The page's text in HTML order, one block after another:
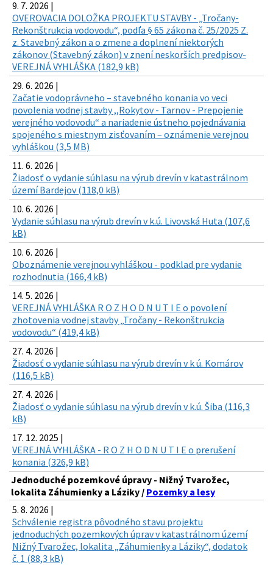
9. 7. 2026 |
OVEROVACIA DOLOŽKA PROJEKTU STAVBY - „Tročany-
Rekonštrukcia vodovodu“, podľa § 65 zákona č. 25/2025 Z.
z. Stavebný zákon a o zmene a doplnení niektorých
zákonov (Stavebný zákon) v znení neskorších predpisov-
VEREJNÁ VYHLÁŠKA (182,9 kB)
29. 6. 2026 |
Začatie vodoprávneho – stavebného konania vo veci
povolenia vodnej stavby ,,Rokytov - Tarnov - Prepojenie
verejného vodovodu“ a nariadenie ústneho pojednávania
spojeného s miestnym zisťovaním – oznámenie verejnou
vyhláškou (3,5 MB)
11. 6. 2026 |
Žiadosť o vydanie súhlasu na výrub drevín v katastrálnom
území Bardejov (118,0 kB)
10. 6. 2026 |
Vydanie súhlasu na výrub drevín v k.ú. Livovská Huta (107,6
kB)
10. 6. 2026 |
Oboznámenie verejnou vyhláškou - podklad pre vydanie
rozhodnutia (166,4 kB)
14. 5. 2026 |
VEREJNÁ VYHLÁŠKA R O Z H O D N U T I E o povolení
zhotovenia vodnej stavby „Tročany - Rekonštrukcia
vodovodu“ (419,4 kB)
27. 4. 2026 |
Žiadosť o vydanie súhlasu na výrub drevín v k ú. Komárov
(116,5 kB)
27. 4. 2026 |
Žiadosť o vydanie súhlasu na výrub drevín v k.ú. Šiba (116,3
kB)
17. 12. 2025 |
VEREJNÁ VYHLÁŠKA - R O Z H O D N U T I E o prerušení
konania (326,9 kB)
Jednoduché pozemkové úpravy - Nižný Tvarožec,
lokalita Záhumienky a Láziky / Pozemky a lesy
5. 8. 2026 |
Schválenie registra pôvodného stavu projektu
jednoduchých pozemkových úprav v katastrálnom území
Nižný Tvarožec, lokalita „Záhumienky a Láziky“, dodatok
č. 1 (88,3 kB)